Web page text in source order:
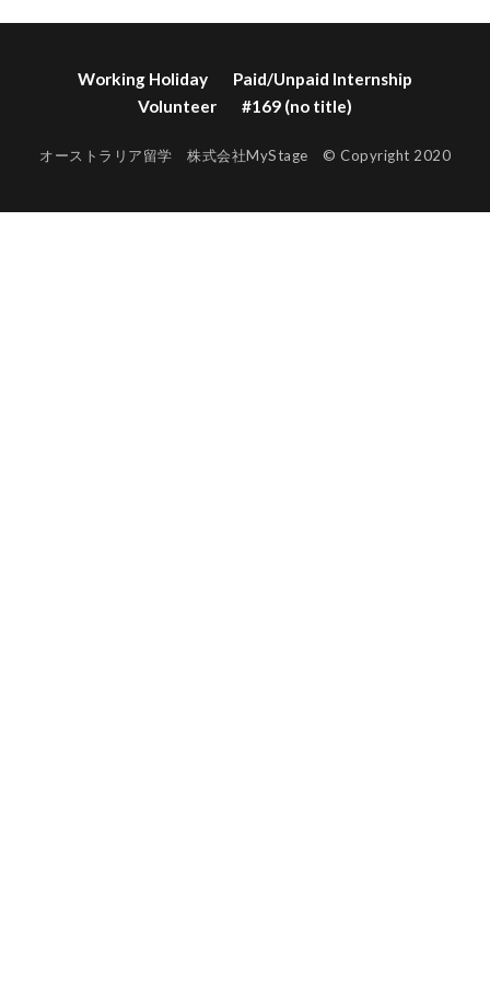
Working Holiday
Paid/Unpaid Internship
Volunteer
#169 (no title)
オーストラリア留学 株式会社MyStage © Copyright 2020